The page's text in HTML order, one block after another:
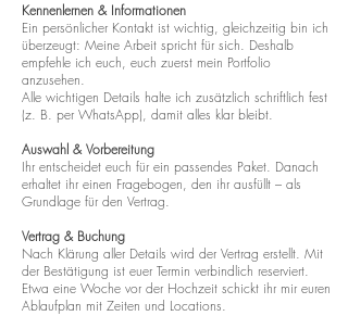
Kennenlernen & Informationen
Ein persönlicher Kontakt ist wichtig, gleichzeitig bin ich
überzeugt: Meine Arbeit spricht für sich. Deshalb
empfehle ich euch, euch zuerst mein Portfolio
anzusehen.
Alle wichtigen Details halte ich zusätzlich schriftlich fest
(z. B. per WhatsApp), damit alles klar bleibt.
Auswahl & Vorbereitung
Ihr entscheidet euch für ein passendes Paket. Danach
erhaltet ihr einen Fragebogen, den ihr ausfüllt – als
Grundlage für den Vertrag.
Vertrag & Buchung
Nach Klärung aller Details wird der Vertrag erstellt. Mit
der Bestätigung ist euer Termin verbindlich reserviert.
Etwa eine Woche vor der Hochzeit schickt ihr mir euren
Ablaufplan mit Zeiten und Locations.